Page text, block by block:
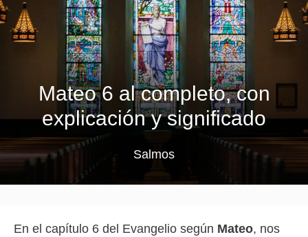
Mateo 6 al completo, con
explicación y significado
Salmos
En el capítulo 6 del Evangelio según Mateo, nos